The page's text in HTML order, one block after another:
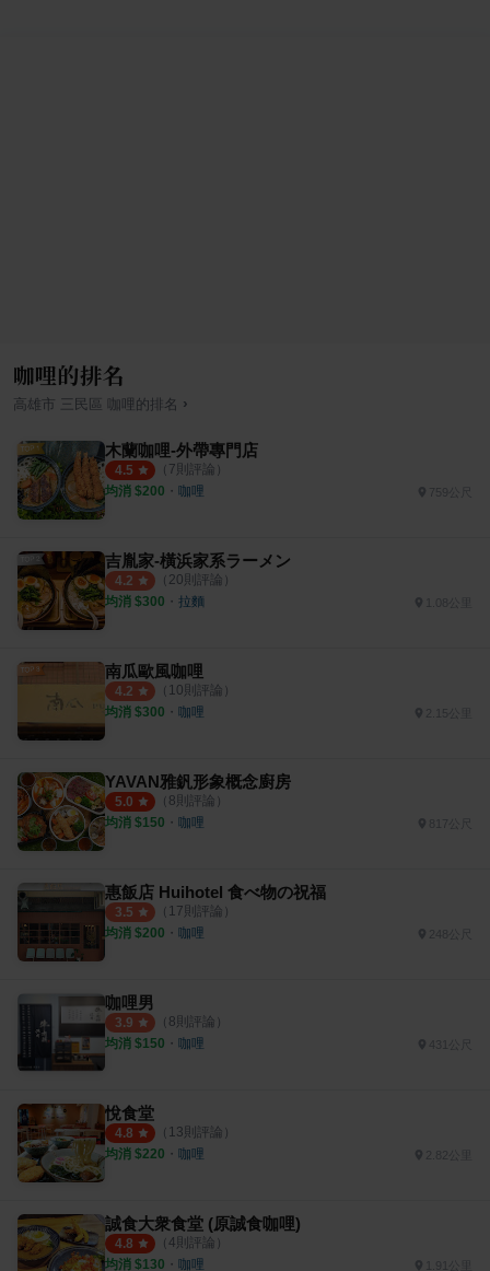
咖哩的排名
高雄市 三民區 咖哩 的排名 ›
木蘭咖哩-外帶專門店
4.5 （ 7則評論）
均消 $200 ・ 咖哩 759公尺
吉胤家-橫浜家系ラーメン
4.2 （ 20則評論）
均消 $300 ・ 拉麵
南瓜歐風咖哩
4.2 （ 10則評論）
均消 $300 ・ 咖哩 2.15公里
YAVAN雅釩形象概念廚房
5.0 （ 8則評論）
均消 $150 ・ 咖哩
惠飯店 Huihotel 食べ物の祝福
3.5 （ 17則評論）
均消 $200 ・ 咖哩 248公尺
咖哩男
3.9 （ 8則評論）
均消 $150 ・ 咖哩 431公尺
悅食堂
4.8 （ 13則評論）
均消 $220 ・ 咖哩
誠食大衆食堂 (原誠食咖哩)
4.8 （ 4則評論）
均消 $130 ・ 咖哩